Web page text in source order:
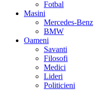
Fotbal
Masini
Mercedes-Benz
BMW
Oameni
Savanti
Filosofi
Medici
Lideri
Politicieni